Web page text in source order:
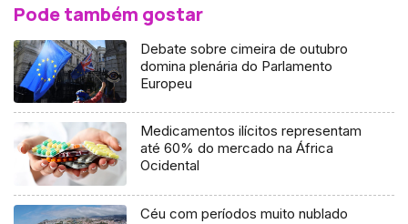
Pode também gostar
Debate sobre cimeira de outubro
domina plenária do Parlamento
Europeu
Medicamentos ilícitos representam
até 60% do mercado na África
Ocidental
Céu com períodos muito nublado